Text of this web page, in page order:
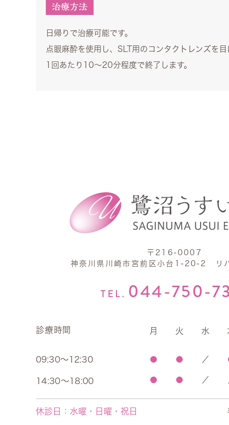
治療方法
日帰りで治療可能です。
点眼麻酔を使用し、SLT用のコンタクトレンズを目
1回あたり10〜20分程度で終了します。
〒216-0007
神奈川県川崎市宮前区小台1-20-2 リ
TEL. 044-750-
診療時間 月 火 水
09:30～12:30 ● ● ／
14:30～18:00 ● ● ／
休診日： 水曜・日曜・祝日